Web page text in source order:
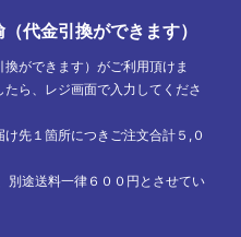
代金引換ができます）
ができます）がご利用頂けま
ら、レジ画面で入力してくださ
先１箇所につきご注文合計５,０
別途送料一律６００円とさせてい